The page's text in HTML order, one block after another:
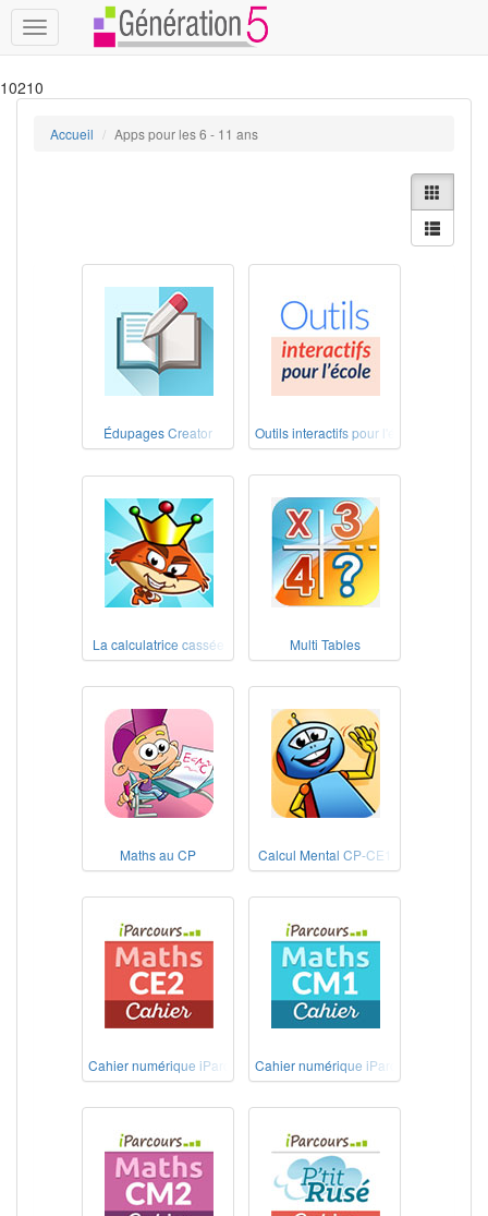
Toggle
navigation
10210
Accueil Apps pour les 6 - 11 ans
Édupages Creator Outils interactifs pour l'école
La calculatrice cassée Multi Tables
Maths au CP Calcul Mental CP-CE1
Cahier numérique iParcours Maths CE2Cahier numérique iParcours Maths